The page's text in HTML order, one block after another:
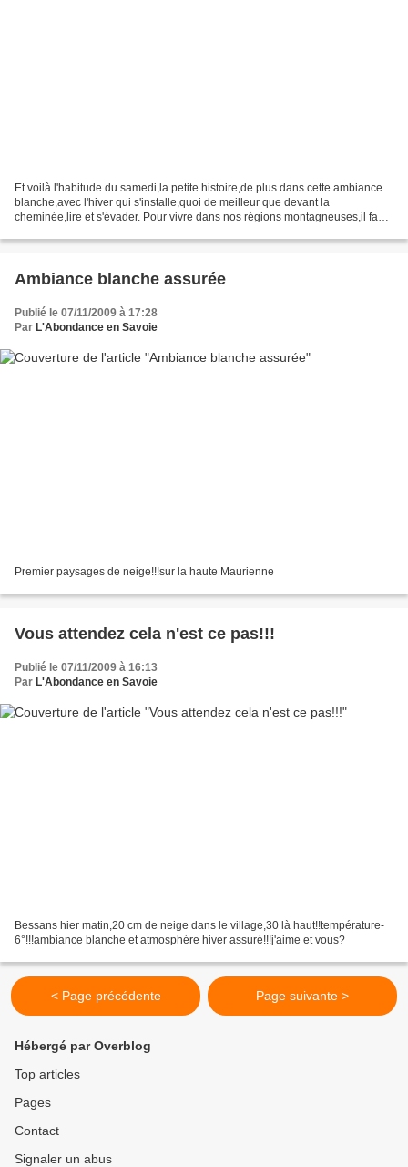
Et voilà l'habitude du samedi,la petite histoire,de plus dans cette ambiance
blanche,avec l'hiver qui s'installe,quoi de meilleur que devant la
cheminée,lire et s'évader. Pour vivre dans nos régions montagneuses,il faut
Ambiance blanche assurée
Publié le 07/11/2009 à 17:28
Par L'Abondance en Savoie
Premier paysages de neige!!!sur la haute Maurienne
Vous attendez cela n'est ce pas!!!
Publié le 07/11/2009 à 16:13
Par L'Abondance en Savoie
Bessans hier matin,20 cm de neige dans le village,30 là haut!!température-
6°!!!ambiance blanche et atmosphére hiver assuré!!!j'aime et vous?
< Page précédente Page suivante >
Hébergé par Overblog
Top articles
Pages
Contact
Signaler un abus